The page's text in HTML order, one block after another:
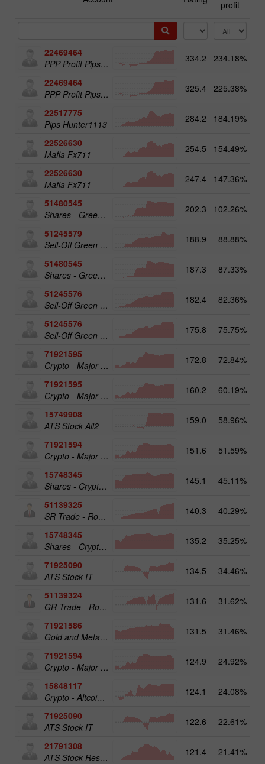
profit
22469464
PPP Profit Pips Plus
334.2 234.18%
22469464
PPP Profit Pips Plus
325.4 225.38%
22517775
Pips Hunter1113
284.2 184.19%
22526630
Mafia Fx711
254.5 154.49%
22526630
Mafia Fx711
247.4 147.36%
51480545
Shares - Green Energy 25
202.3 102.26%
51245579
Sell-Off Green Energy 50
188.9 88.88%
51480545
Shares - Green Energy 25
187.3 87.33%
51245576
Sell-Off Green Energy 25
182.4 82.36%
51245576
Sell-Off Green Energy 25
175.8 75.75%
71921595
Crypto - Major crypto 50
172.8 72.84%
71921595
Crypto - Major crypto 50
160.2 60.19%
15749908
ATS Stock All2
159.0 58.96%
71921594
Crypto - Major crypto 25
151.6 51.59%
15748345
Shares - Crypto 50
145.1 45.11%
51139325
SR Trade - RoboTRADE24
140.3 40.29%
15748345
Shares - Crypto 50
135.2 35.25%
71925090
ATS Stock IT
134.5 34.46%
51139324
GR Trade - RoboTRADE24
131.6 31.62%
71921586
Gold and Metals 25
131.5 31.46%
71921594
Crypto - Major crypto 25
124.9 24.92%
15848117
Crypto - Altcoins 25
124.1 24.08%
71925090
ATS Stock IT
122.6 22.61%
21791308
ATS Stock Resources
121.4 21.41%